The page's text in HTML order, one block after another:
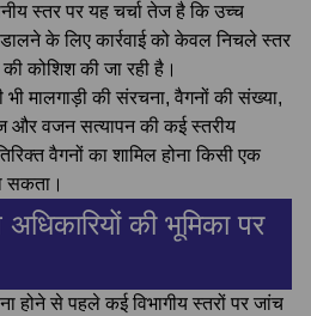
स्तर पर यह चर्चा तेज है कि उच्च
डालने के लिए कार्रवाई को केवल निचले स्तर
कोशिश की जा रही है।
मालगाड़ी की संरचना, वैगनों की संख्या,
और वजन सत्यापन की कई स्तरीय
वैगनों का शामिल होना किसी एक
सकता।
की भूमिका पर
होने से पहले कई विभागीय स्तरों पर जांच